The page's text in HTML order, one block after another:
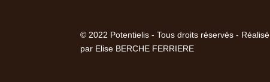
© 2022 Potentielis - Tous droits réservés - Réalisé
par Elise BERCHE FERRIERE